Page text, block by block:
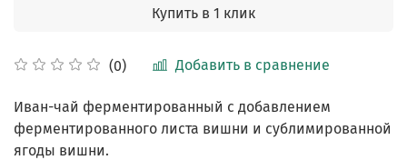
(0) Добавить в сравнение
Купить в 1 клик
Иван-чай ферментированный с добавлением
ферментированного листа вишни и сублимированной
ягоды вишни.